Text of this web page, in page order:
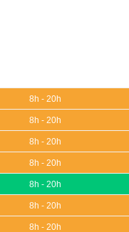
8h - 20h
8h - 20h
8h - 20h
8h - 20h
8h - 20h
8h - 20h
8h - 20h